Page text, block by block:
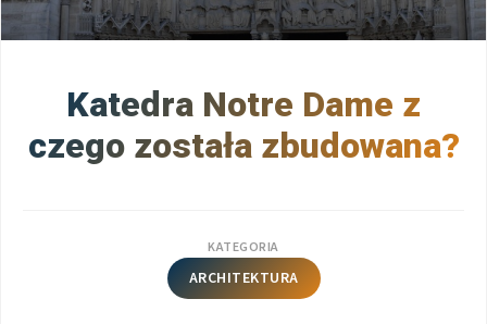
Katedra Notre Dame z
czego została zbudowana?
KATEGORIA
ARCHITEKTURA